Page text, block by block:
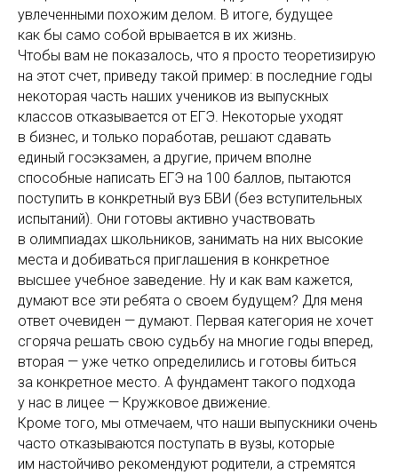
увлеченными похожим делом. В итоге, будущее
как бы само собой врывается в их жизнь.
Чтобы вам не показалось, что я просто теоретизирую
на этот счет, приведу такой пример: в последние годы
некоторая часть наших учеников из выпускных
классов отказывается от ЕГЭ. Некоторые уходят
в бизнес, и только поработав, решают сдавать
единый госэкзамен, а другие, причем вполне
способные написать ЕГЭ на 100 баллов, пытаются
поступить в конкретный вуз БВИ (без вступительных
испытаний). Они готовы активно участвовать
в олимпиадах школьников, занимать на них высокие
места и добиваться приглашения в конкретное
высшее учебное заведение. Ну и как вам кажется,
думают все эти ребята о своем будущем? Для меня
ответ очевиден — думают. Первая категория не хочет
сгоряча решать свою судьбу на многие годы вперед,
вторая — уже четко определились и готовы биться
за конкретное место. А фундамент такого подхода
у нас в лицее — Кружковое движение.
Кроме того, мы отмечаем, что наши выпускники очень
часто отказываются поступать в вузы, которые
им настойчиво рекомендуют родители, а стремятся